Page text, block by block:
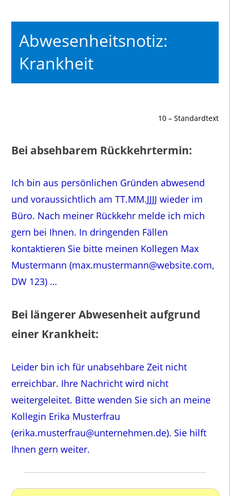
Abwesenheitsnotiz:
Krankheit
10 – Standardtext
Bei absehbarem Rückkehrtermin:
Ich bin aus persönlichen Gründen abwesend
und voraussichtlich am TT.MM.JJJJ wieder im
Büro. Nach meiner Rückkehr melde ich mich
gern bei Ihnen. In dringenden Fällen
kontaktieren Sie bitte meinen Kollegen Max
Mustermann (max.mustermann@website.com,
DW 123) …
Bei längerer Abwesenheit aufgrund
einer Krankheit:
Leider bin ich für unabsehbare Zeit nicht
erreichbar. Ihre Nachricht wird nicht
weitergeleitet. Bitte wenden Sie sich an meine
Kollegin Erika Musterfrau
(erika.musterfrau@unternehmen.de). Sie hilft
Ihnen gern weiter.